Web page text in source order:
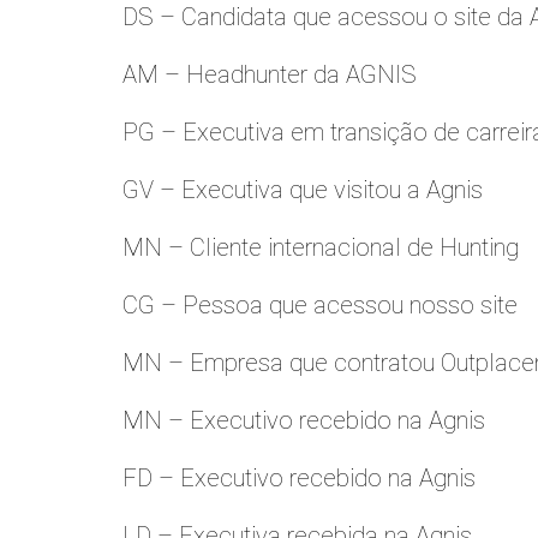
DS – Candidata que acessou o site da
AM – Headhunter da AGNIS
PG – Executiva em transição de
GV – Executiva que visitou a Agnis
MN – Cliente internacional de Hunting
CG – Pessoa que acessou nosso site
MN – Empresa que contratou
MN – Executivo recebido na Agnis
FD – Executivo recebido na Agnis